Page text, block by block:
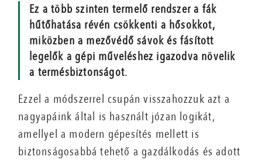
Ez a több szinten termelő rendszer a fák
hűtőhatása révén csökkenti a hősokkot,
miközben a mezővédő sávok és fásított
legelők a gépi műveléshez igazodva növelik
a termésbiztonságot.
Ezzel a módszerrel csupán visszahozzuk azt a
nagyapáink által is használt józan logikát,
amellyel a modern gépesítés mellett is
biztonságosabbá tehető a gazdálkodás és adott